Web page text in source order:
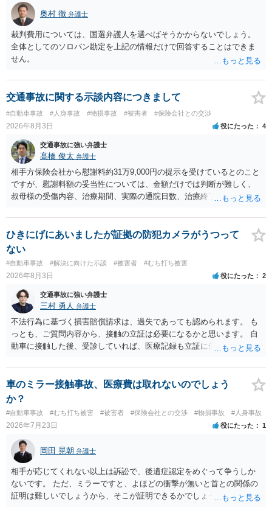
奥村 徹 弁護士
裁判費用については、国選弁護人を選べばそうかからないでしょう。
全体としてのソロバン勘定を上記の情報だけで回答することはできま
せん。
交通事故に関する示談内容につきまして
#自動車事故 #人身事故 #物損事故 #被害者 #保険会社との交渉
2026年8月3日 役にたった 4
交通事故に強い弁護士
髙橋 俊太 弁護士
相手方保険会社から慰謝料約31万9,000円の提示を受けているとのこと
ですが、慰謝料額の妥当性については、金額だけでは判断が難しく、
叔母様の受傷内容、治療期間、実際の通院日数、治療終了の経緯、後
確認する必要があります。保険会社から提示される慰謝料額について
は、弁護士が介入することにより増額を検討できる場合がありますの
で、以下の資料・情報を準備した上で、弁護士に個別に相談すること
をお勧めいたします。 ・相手方保険会社から届いている示談金額の提
示書類 ・叔母様の診断名、けがの内容 ・治療開始日及び治療終了日
・入院の有無、通院回数 ・現在も症状が残っているか ・叔母様ご本人
やご家族等が加入している保険に、今回の事故で利用できる弁護士費
用特約が付帯しているか なお、被害者は叔母様ご本人となりますの
で、弁護士が受任する場合には、叔母様ご本人の依頼意思等を確認す
る必要があります。日本語での十分な意思疎通が難しいとのことです
ので、そのあたりのご事情も踏まえて、依頼意思の確認方法等を検討
ひきにげにあいましたが証拠の防犯カメラがうつって
ない
#自動車事故 #解決に向けた示談 #被害者 #むち打ち被害
2026年8月3日 役にたった 2
交通事故に強い弁護士
三村 勇人 弁護士
不法行為に基づく損害賠償請求は、過失であっても認められます。 も
っとも、ご質問内容から、接触の立証は必要になるかと思います。 自
動車に接触した後、受診していれば、医療記録も立証に使えるかと思
士にご相談ください。
車のミラー接触事故、医療費は取れないのでしょう
か？
#自動車事故 #むち打ち被害 #被害者 #保険会社との交渉 #物損事故 #人身事故
2026年7月23日 役にたった 1
岡田 晃朝 弁護士
相手が応じてくれない以上は訴訟で、後遺症認定をめぐって争うしか
ないです。 ただ、ミラーですと、よほどの衝撃が無いと首との関係の
証明は難しいでしょうから、そこが証明できるかでしょうね。